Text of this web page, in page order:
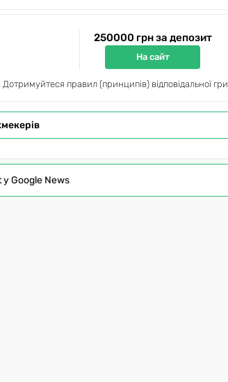
250000 грн за депозит
На сайт
правил (принципів) відповідальної гри
Google News